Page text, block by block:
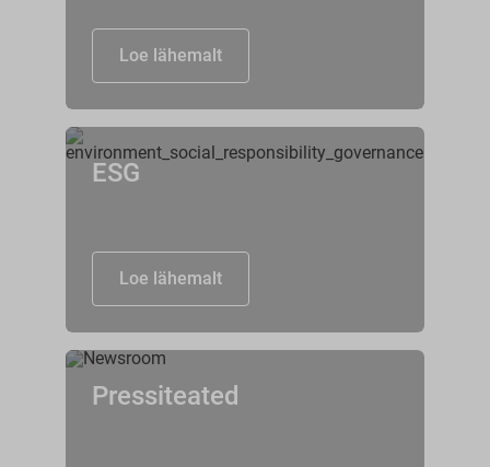
Loe lähemalt
ESG
Loe lähemalt
Pressiteated